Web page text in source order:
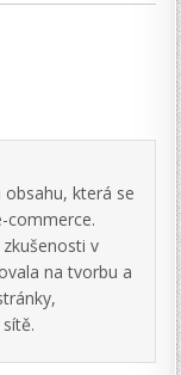
obsahu, která se
commerce.
v
na tvorbu a